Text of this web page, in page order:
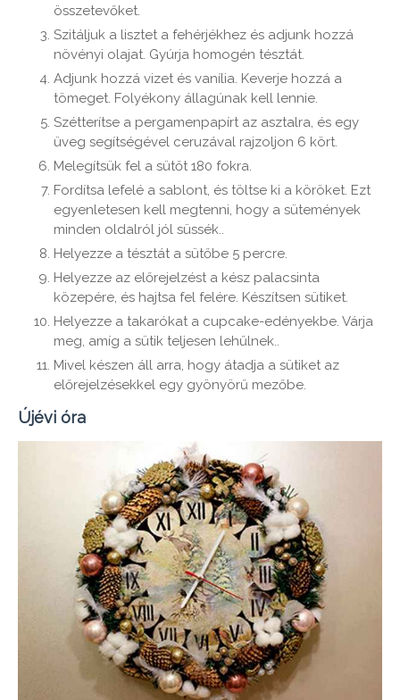
összetevőket.
Szitáljuk a lisztet a fehérjékhez és adjunk hozzá
növényi olajat. Gyúrja homogén tésztát.
Adjunk hozzá vizet és vanília. Keverje hozzá a
tömeget. Folyékony állagúnak kell lennie.
Szétterítse a pergamenpapírt az asztalra, és egy
üveg segítségével ceruzával rajzoljon 6 kört.
Melegítsük fel a sütőt 180 fokra.
Fordítsa lefelé a sablont, és töltse ki a köröket. Ezt
egyenletesen kell megtenni, hogy a sütemények
minden oldalról jól süssék..
Helyezze a tésztát a sütőbe 5 percre.
Helyezze az előrejelzést a kész palacsinta
közepére, és hajtsa fel felére. Készítsen sütiket.
Helyezze a takarókat a cupcake-edényekbe. Várja
meg, amíg a sütik teljesen lehűlnek..
Mivel készen áll arra, hogy átadja a sütiket az
előrejelzésekkel egy gyönyörű mezőbe.
Újévi óra